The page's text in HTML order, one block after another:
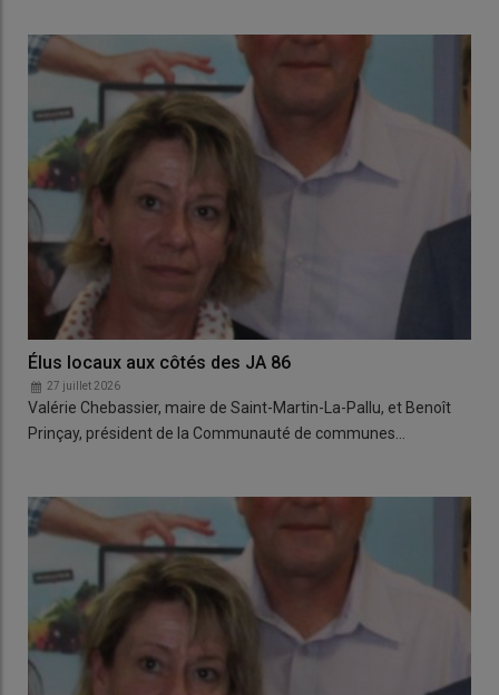
Élus locaux aux côtés des JA 86
27 juillet 2026
Valérie Chebassier, maire de Saint-Martin-La-Pallu, et Benoît
Prinçay, président de la Communauté de communes…